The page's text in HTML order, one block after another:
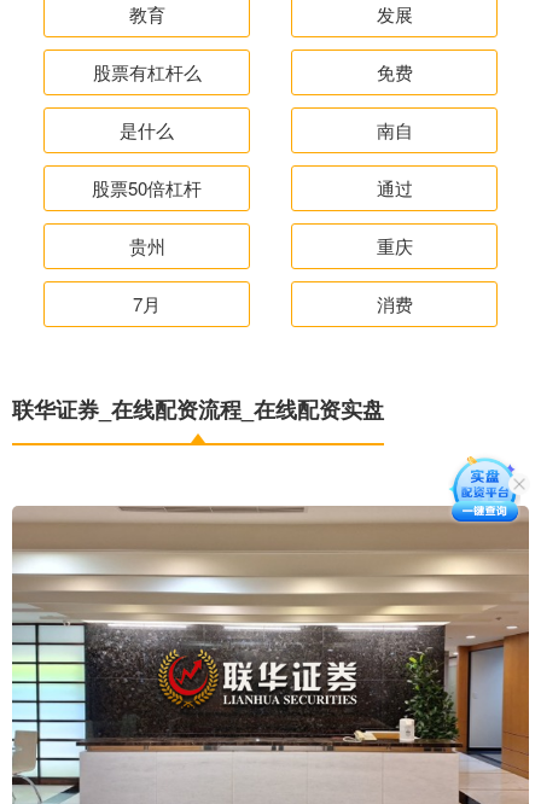
教育 发展
股票有杠杆么 免费
是什么 南自
股票50倍杠杆 通过
贵州 重庆
7月 消费
联华证券_在线配资流程_在线配资实盘